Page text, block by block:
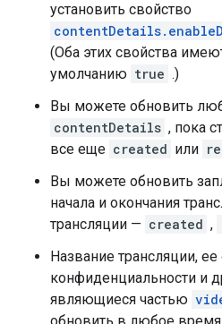
установить свойство
(Оба этих свойства
умолчанию true .)
Вы можете обновить
contentDetails , пока
все еще created или
Вы можете обновить
начала и окончания
трансляции — created ,
Название трансляции, ее
конфиденциальности и
являющиеся частью